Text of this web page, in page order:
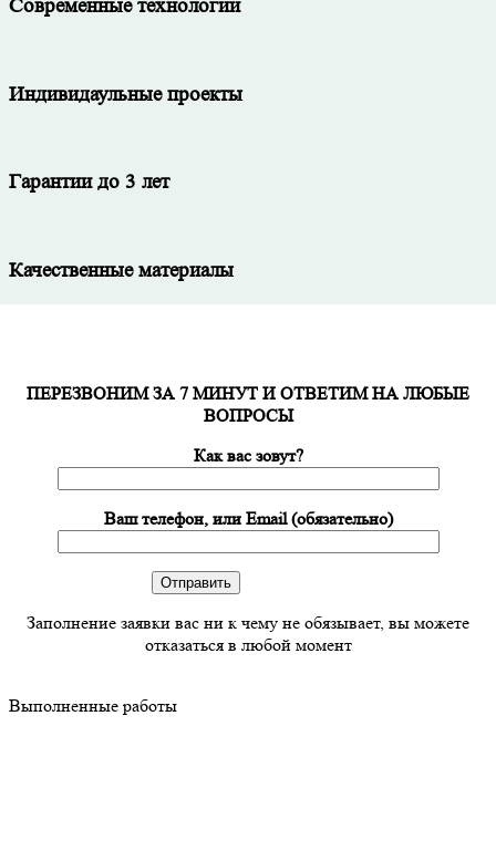
Современные технологии
Индивидаульные проекты
Гарантии до 3 лет
Качественные материалы
ПЕРЕЗВОНИМ ЗА 7 МИНУТ И ОТВЕТИМ НА ЛЮБЫЕ
ВОПРОСЫ
Как вас зовут?
Ваш телефон, или Email (обязательно)
Заполнение заявки вас ни к чему не обязывает, вы можете
отказаться в любой момент
Выполненные работы